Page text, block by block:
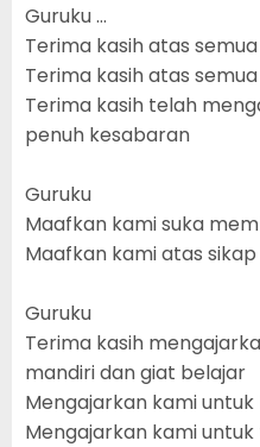
Guruku …
Terima kasih atas
Terima kasih atas
Terima kasih telah
penuh kesabaran
Guruku
Maafkan kami suka
Maafkan kami atas
Guruku
Terima kasih
mandiri dan giat belajar
Mengajarkan kami
Mengajarkan kami